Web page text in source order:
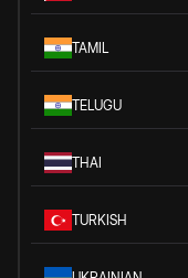
TAMIL
TELUGU
THAI
TURKISH